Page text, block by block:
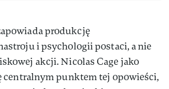
produkcję
i psychologii postaci, a nie
akcji. Nicolas Cage jako
centralnym punktem tej opowieści,